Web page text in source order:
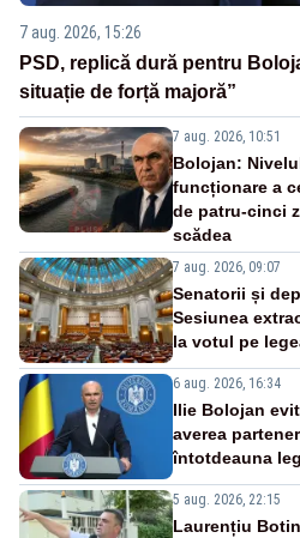
7 aug. 2026, 15:26
PSD, replică dură pentru
situație de forță majoră”
7 aug. 2026, 10:51
Bolojan:
funcționare a
de patru-cinci
scădea
7 aug. 2026, 09:07
Senatorii și
Sesiunea
la votul pe
6 aug. 2026, 16:34
Ilie Bolojan
averea
întotdeauna
5 aug. 2026, 22:15
Laurențiu